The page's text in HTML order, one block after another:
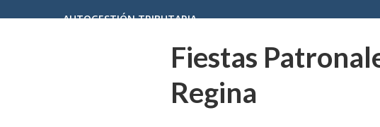
AUTOGESTIÓN TRIBUTARIA
Fiestas
Regina